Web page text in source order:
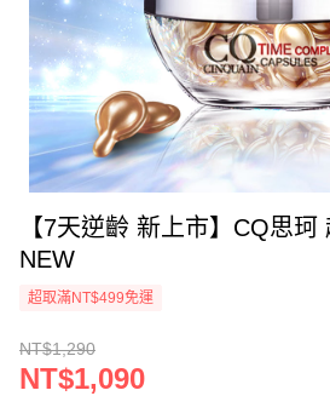
【7天逆齡 新上市】CQ思
NEW
超取滿NT$499免運
NT$1,290
NT$1,090